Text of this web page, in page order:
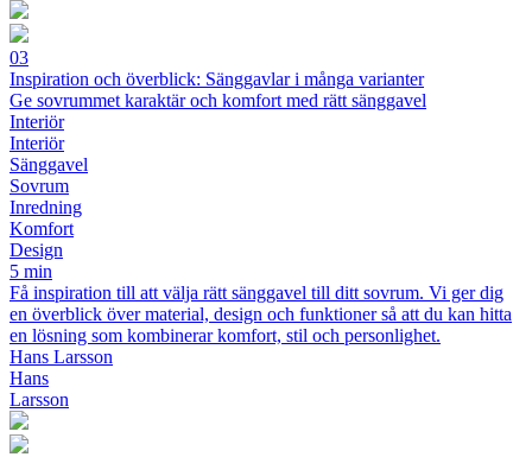
03
Inspiration och överblick: Sänggavlar i många varianter
Ge sovrummet karaktär och komfort med rätt sänggavel
Interiör
Interiör
Sänggavel
Sovrum
Inredning
Komfort
Design
5 min
Få inspiration till att välja rätt sänggavel till ditt sovrum. Vi ger dig
en överblick över material, design och funktioner så att du kan hitta
en lösning som kombinerar komfort, stil och personlighet.
Hans Larsson
Hans
Larsson